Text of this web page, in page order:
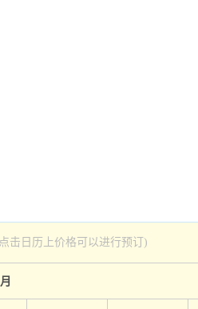
击日历上价格可以进行预订)